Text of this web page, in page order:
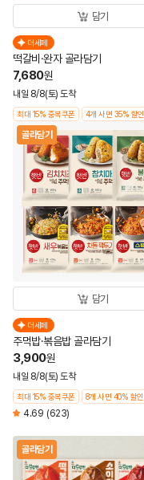
담기
더세페
떡갈비·완자 골라담기
7,680원
내일 8/8(토) 도착
최대 15% 중복쿠폰 4개 사면 35% 할인
골라담기
담기
더세페
주먹밥·볶음밥 골라담기
3,900원
내일 8/8(토) 도착
최대 15% 중복쿠폰 8개 사면 40% 할인
4.69 (623)
골라담기